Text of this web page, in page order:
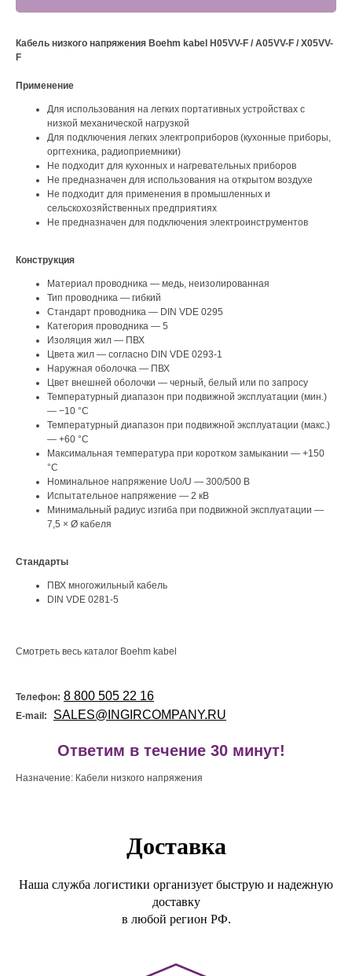
Кабель низкого напряжения Boehm kabel H05VV-F / A05VV-F / X05VV-
F
Применение
Для использования на легких портативных устройствах с
низкой механической нагрузкой
Для подключения легких электроприборов (кухонные приборы,
оргтехника, радиоприемники)
Не подходит для кухонных и нагревательных приборов
Не предназначен для использования на открытом воздухе
Не подходит для применения в промышленных и
сельскохозяйственных предприятиях
Не предназначен для подключения электроинструментов
Конструкция
Материал проводника — медь, неизолированная
Тип проводника — гибкий
Стандарт проводника — DIN VDE 0295
Категория проводника — 5
Изоляция жил — ПВХ
Цвета жил — согласно DIN VDE 0293-1
Наружная оболочка — ПВХ
Цвет внешней оболочки — черный, белый или по запросу
Температурный диапазон при подвижной эксплуатации (мин.)
— −10 °C
Температурный диапазон при подвижной эксплуатации (макс.)
— +60 °C
Максимальная температура при коротком замыкании — +150
°C
Номинальное напряжение Uo/U — 300/500 В
Испытательное напряжение — 2 кВ
Минимальный радиус изгиба при подвижной эксплуатации —
7,5 × Ø кабеля
Стандарты
ПВХ многожильный кабель
DIN VDE 0281-5
Смотреть весь каталог Boehm kabel
Телефон: 8 800 505 22 16
E-mail: SALES@INGIRCOMPANY.RU
Ответим в течение 30 минут!
Назначение: Кабели низкого напряжения
Доставка
Наша служба логистики организует быструю и надежную
доставку
в любой регион РФ.